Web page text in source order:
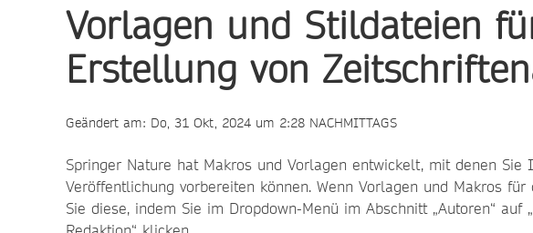
Vorlagen und Stildateien
Erstellung von
Geändert am: Do, 31 Okt, 2024 um 2:28 NACHMITTAGS
Springer Nature hat Makros und Vorlagen entwickelt, mit denen Sie
Veröffentlichung vorbereiten können. Wenn Vorlagen und Makros
Sie diese, indem Sie im Dropdown-Menü im Abschnitt „Autoren“